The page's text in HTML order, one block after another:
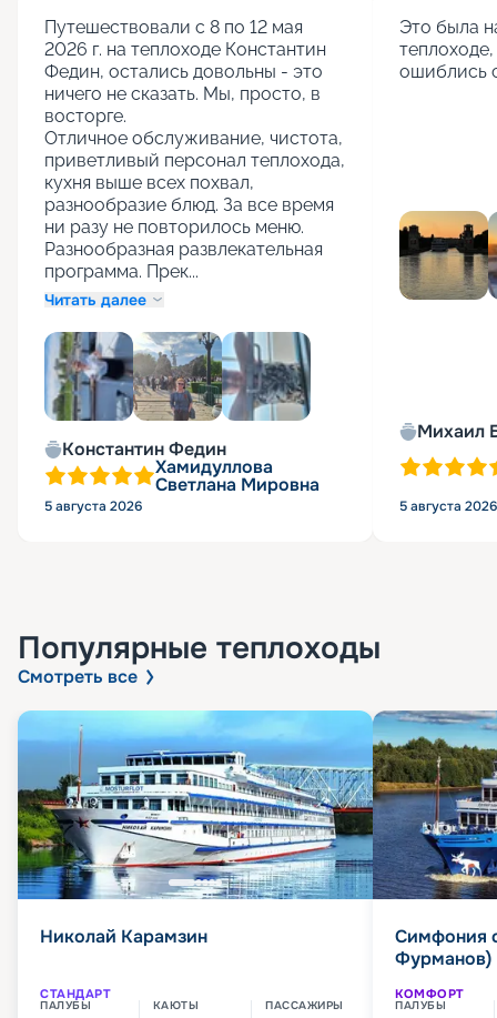
Путешествовали с 8 по 12 мая
2026 г. на теплоходе Константин
Федин, остались довольны - это
ничего не сказать. Мы, просто, в
восторге.
Отличное обслуживание, чистота,
приветливый персонал теплохода,
кухня выше всех похвал,
разнообразие блюд. За все время
ни разу не повторилось меню.
Разнообразная развлекательная
программа. Прек...
Читать далее
Константин Федин
Хамидуллова
Светлана Мировна
5 августа 2026
Это была
ошиблись
Михаил
5 августа 2026
Популярные теплоходы
Смотреть все
Николай Карамзин
СТАНДАРТ
ПАЛУБЫ КАЮТЫ ПАССАЖИРЫ
Симфония
Фурманов)
КОМФОРТ
ПАЛУБЫ